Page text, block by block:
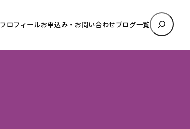
プロフィールお申込み・お問い合わせブログ一覧
検
索